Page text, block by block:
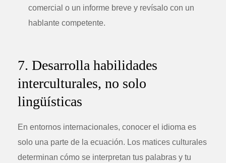
comercial o un informe breve y revísalo con un
hablante competente.
7. Desarrolla habilidades
interculturales, no solo
lingüísticas
En entornos internacionales, conocer el idioma es
solo una parte de la ecuación. Los matices culturales
determinan cómo se interpretan tus palabras y tu